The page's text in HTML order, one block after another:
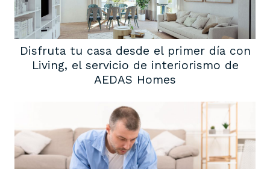
Disfruta tu casa desde el primer día con
Living, el servicio de interiorismo de
AEDAS Homes